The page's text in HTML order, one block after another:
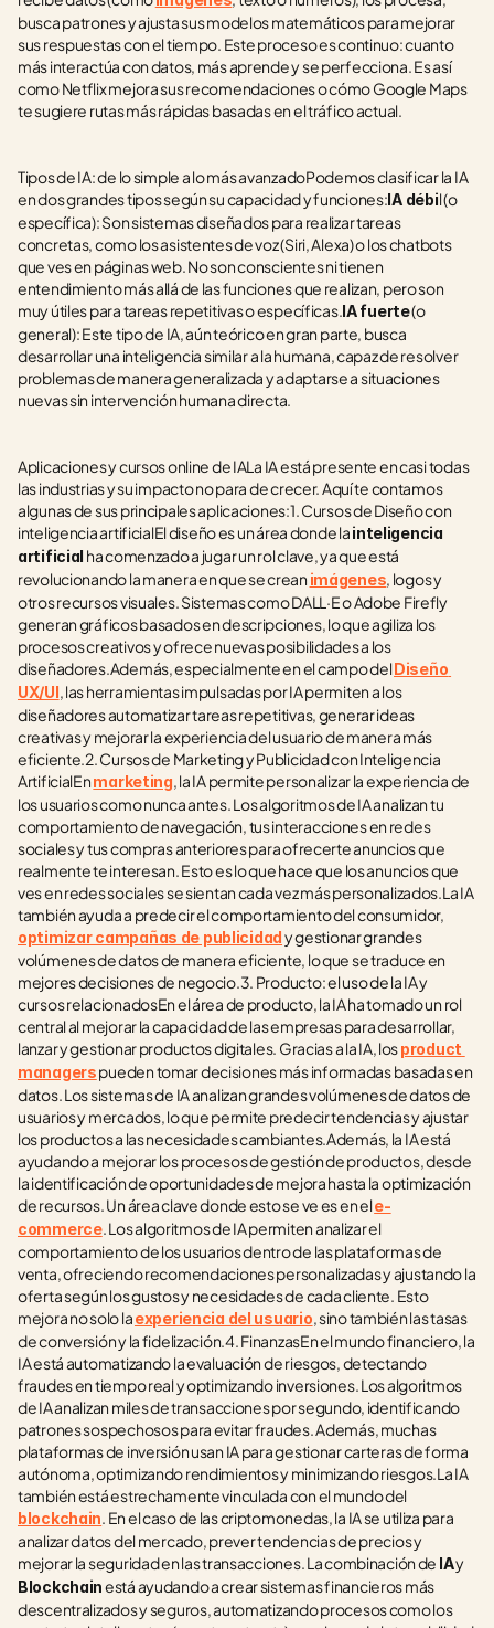
busca patrones y ajusta sus modelos matemáticos para mejorar
sus respuestas con el tiempo. Este proceso es continuo: cuanto
más interactúa con datos, más aprende y se perfecciona. Es así
como Netflix mejora sus recomendaciones o cómo Google Maps
te sugiere rutas más rápidas basadas en el tráfico actual.
Tipos de IA: de lo simple a lo más avanzadoPodemos clasificar la IA
en dos grandes tipos según su capacidad y funciones:IA débil (o
específica): Son sistemas diseñados para realizar tareas
concretas, como los asistentes de voz (Siri, Alexa) o los chatbots
que ves en páginas web. No son conscientes ni tienen
entendimiento más allá de las funciones que realizan, pero son
muy útiles para tareas repetitivas o específicas.IA fuerte (o
general): Este tipo de IA, aún teórico en gran parte, busca
desarrollar una inteligencia similar a la humana, capaz de resolver
problemas de manera generalizada y adaptarse a situaciones
nuevas sin intervención humana directa.
Aplicaciones y cursos online de IALa IA está presente en casi todas
las industrias y su impacto no para de crecer. Aquí te contamos
algunas de sus principales aplicaciones:1. Cursos de Diseño con
inteligencia artificialEl diseño es un área donde la inteligencia
artificial ha comenzado a jugar un rol clave, ya que está
revolucionando la manera en que se crean imágenes, logos y
otros recursos visuales. Sistemas como DALL·E o Adobe Firefly
generan gráficos basados en descripciones, lo que agiliza los
procesos creativos y ofrece nuevas posibilidades a los
diseñadores.Además, especialmente en el campo del Diseño
UX/UI, las herramientas impulsadas por IA permiten a los
diseñadores automatizar tareas repetitivas, generar ideas
creativas y mejorar la experiencia del usuario de manera más
eficiente.2. Cursos de Marketing y Publicidad con Inteligencia
ArtificialEn marketing, la IA permite personalizar la experiencia de
los usuarios como nunca antes. Los algoritmos de IA analizan tu
comportamiento de navegación, tus interacciones en redes
sociales y tus compras anteriores para ofrecerte anuncios que
realmente te interesan. Esto es lo que hace que los anuncios que
ves en redes sociales se sientan cada vez más personalizados.La IA
optimizar campañas de publicidad y gestionar grandes
volúmenes de datos de manera eficiente, lo que se traduce en
mejores decisiones de negocio.3. Producto: el uso de la IA y
cursos relacionadosEn el área de producto, la IA ha tomado un rol
central al mejorar la capacidad de las empresas para desarrollar,
lanzar y gestionar productos digitales. Gracias a la IA, los product
managers pueden tomar decisiones más informadas basadas en
datos. Los sistemas de IA analizan grandes volúmenes de datos de
usuarios y mercados, lo que permite predecir tendencias y ajustar
los productos a las necesidades cambiantes.Además, la IA está
ayudando a mejorar los procesos de gestión de productos, desde
la identificación de oportunidades de mejora hasta la optimización
de recursos. Un área clave donde esto se ve es en el e-
commerce. Los algoritmos de IA permiten analizar el
comportamiento de los usuarios dentro de las plataformas de
venta, ofreciendo recomendaciones personalizadas y ajustando la
oferta según los gustos y necesidades de cada cliente. Esto
mejora no solo la experiencia del usuario, sino también las tasas
de conversión y la fidelización.4. FinanzasEn el mundo financiero, la
IA está automatizando la evaluación de riesgos, detectando
fraudes en tiempo real y optimizando inversiones. Los algoritmos
de IA analizan miles de transacciones por segundo, identificando
patrones sospechosos para evitar fraudes. Además, muchas
plataformas de inversión usan IA para gestionar carteras de forma
autónoma, optimizando rendimientos y minimizando riesgos.La IA
blockchain. En el caso de las criptomonedas, la IA se utiliza para
analizar datos del mercado, prever tendencias de precios y
mejorar la seguridad en las transacciones. La combinación de IA y
Blockchain está ayudando a crear sistemas financieros más
descentralizados y seguros, automatizando procesos como los